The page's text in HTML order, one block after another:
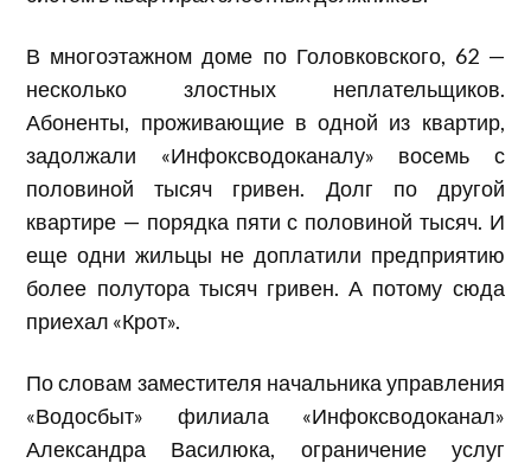
В многоэтажном доме по Головковского, 62 —
несколько злостных неплательщиков.
Абоненты, проживающие в одной из квартир,
задолжали «Инфоксводоканалу» восемь с
половиной тысяч гривен. Долг по другой
квартире — порядка пяти с половиной тысяч. И
еще одни жильцы не доплатили предприятию
более полутора тысяч гривен. А потому сюда
приехал «Крот».
По словам заместителя начальника управления
«Водосбыт» филиала «Инфоксводоканал»
Александра Василюка, ограничение услуг